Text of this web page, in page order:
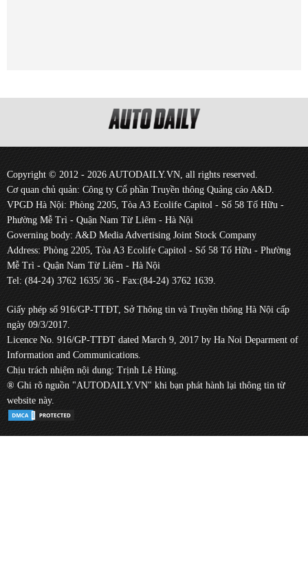
Copyright © 2012 - 2026 AUTODAILY.VN, all rights reserved.
Cơ quan chủ quản: Công ty Cổ phần Truyền thông Quảng cáo A&D.
VPGD Hà Nội: Phòng 2205, Tòa A3 Ecolife Capitol - Số 58 Tố Hữu -
Phường Mễ Trì - Quận Nam Từ Liêm - Hà Nội
Governing body: A&D Media Advertising Joint Stock Company
Address: Phòng 2205, Tòa A3 Ecolife Capitol - Số 58 Tố Hữu - Phường
Mễ Trì - Quận Nam Từ Liêm - Hà Nội
Tel: (84-24) 3762 1635/ 36 - Fax:(84-24) 3762 1639.
Giấy phép số 916/GP-TTĐT, Sở Thông tin và Truyền thông Hà Nội cấp
ngày 09/3/2017.
Licence No. 916/GP-TTĐT dated March 9, 2017 by Ha Noi Deparment of
Information and Communications.
Chịu trách nhiệm nội dung: Trịnh Lê Hùng.
® Ghi rõ nguồn "AUTODAILY.VN" khi bạn phát hành lại thông tin từ
website này.